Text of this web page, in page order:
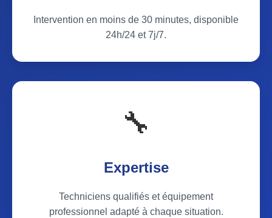
Intervention en moins de 30 minutes, disponible
24h/24 et 7j/7.
🔧
Expertise
Techniciens qualifiés et équipement
professionnel adapté à chaque situation.